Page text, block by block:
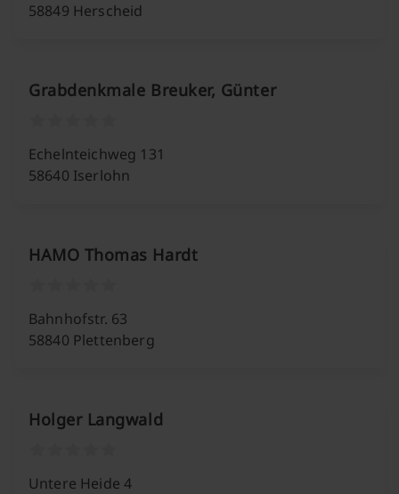
58849 Herscheid
Grabdenkmale Breuker, Günter
Echelnteichweg 131
58640 Iserlohn
HAMO Thomas Hardt
Bahnhofstr. 63
58840 Plettenberg
Holger Langwald
Untere Heide 4